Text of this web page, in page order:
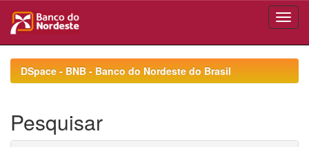
navigationDSpace - BNB - Banco do Nordeste do Brasil
Pesquisar